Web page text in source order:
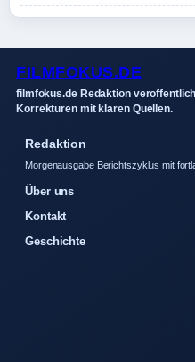
FILMFOKUS.DE
filmfokus.de Redaktion
Korrekturen mit klaren Quellen.
Redaktion
Morgenausgabe Berichtszyklus mit
Über uns
Kontakt
Geschichte